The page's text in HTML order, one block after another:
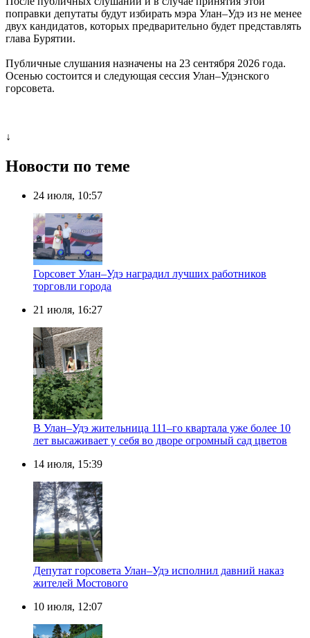
поправки депутаты будут избирать мэра Улан–Удэ из не менее
двух кандидатов, которых предварительно будет представлять
глава Бурятии.
Публичные слушания назначены на 23 сентября 2026 года.
Осенью состоится и следующая сессия Улан–Удэнского
горсовета.
↓
Новости по теме
24 июля, 10:57
Горсовет Улан–Удэ наградил лучших работников
торговли города
21 июля, 16:27
В Улан–Удэ жительница 111–го квартала уже более 10
лет высаживает у себя во дворе огромный сад цветов
14 июля, 15:39
Депутат горсовета Улан–Удэ исполнил давний наказ
жителей Мостового
10 июля, 12:07